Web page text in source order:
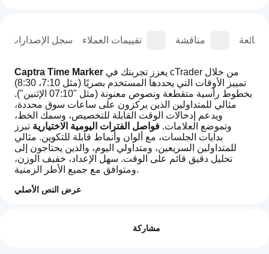
سجل الإصدارات تقييمات العملاء مناقشة
Captra Time Marker
تمييز الأوقات التي يحددها المستخدم بصريًا (مثل 7:10، 8:30)
بخطوط رأسية متقطعة ونصوص معنونة (مثل "07:10 الإثنين").
مثالي للمتداولين الذين يركزون على ساعات سوق محددة،
ويدعم إدخالات الوقت القابلة للتخصيص، وسمك الخط،
وتموضع العلامات. فواصل الفترات اليومية الاختيارية تبرز
بدايات الجلسات، مع ألوان وأنماط قابلة للتكوين. مثالي
للمتداولين السريعين، ومتداولي اليوم، والذين يحتاجون إلى
تحليل دقيق قائم على الوقت. سهل الإعداد، خفيف الوزن،
ومتوافق مع جميع الأطر الزمنية.
عرض النص الأصلي
مشاركة